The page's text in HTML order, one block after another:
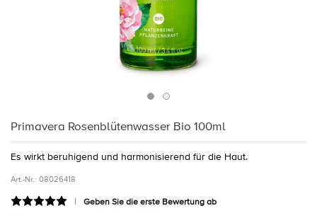
Primavera Rosenblütenwasser Bio 100ml
Es wirkt beruhigend und harmonisierend für die Haut.
Art.-Nr.: 08026418
Geben Sie die erste Bewertung ab